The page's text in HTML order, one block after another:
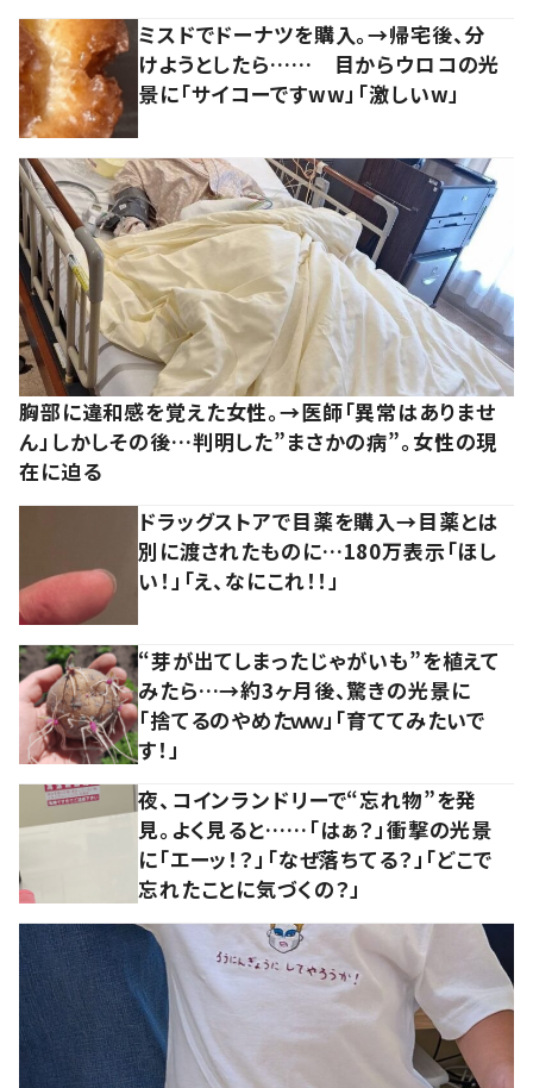
ミスドでドーナツを購入。→帰宅後、分
けようとしたら…… 目からウロコの光
景に「サイコーですww」「激しいw」
胸部に違和感を覚えた女性。→医師「異常はありませ
ん」しかしその後…判明した”まさかの病”。女性の現
在に迫る
ドラッグストアで目薬を購入→目薬とは
別に渡されたものに…180万表示「ほし
い！」「え、なにこれ！！」
“芽が出てしまったじゃがいも”を植えて
みたら…→約3ヶ月後、驚きの光景に
「捨てるのやめたｗｗ」「育ててみたいで
す！」
夜、コインランドリーで“忘れ物”を発
見。よく見ると……「はぁ？」衝撃の光景
に「エーッ！？」「なぜ落ちてる？」「どこで
忘れたことに気づくの？」